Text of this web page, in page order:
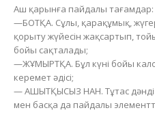
Аш қарынға пайдалы тағамдар:
—БОТҚА. Сұлы, қарақұмық,
қорыту жүйесін жақсартып,
бойы сақталады;
—ЖҰМЫРТҚА. Бұл күні бойы
керемет әдісі;
— АШЫТҚЫСЫЗ НАН. Тұтас дәнді
мен басқа да пайдалы